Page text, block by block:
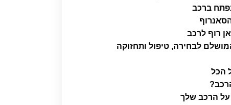
ברכב
רוף לרכב
לבחירה, טיפול ותחזוקה
הכל
על הרכב שלך